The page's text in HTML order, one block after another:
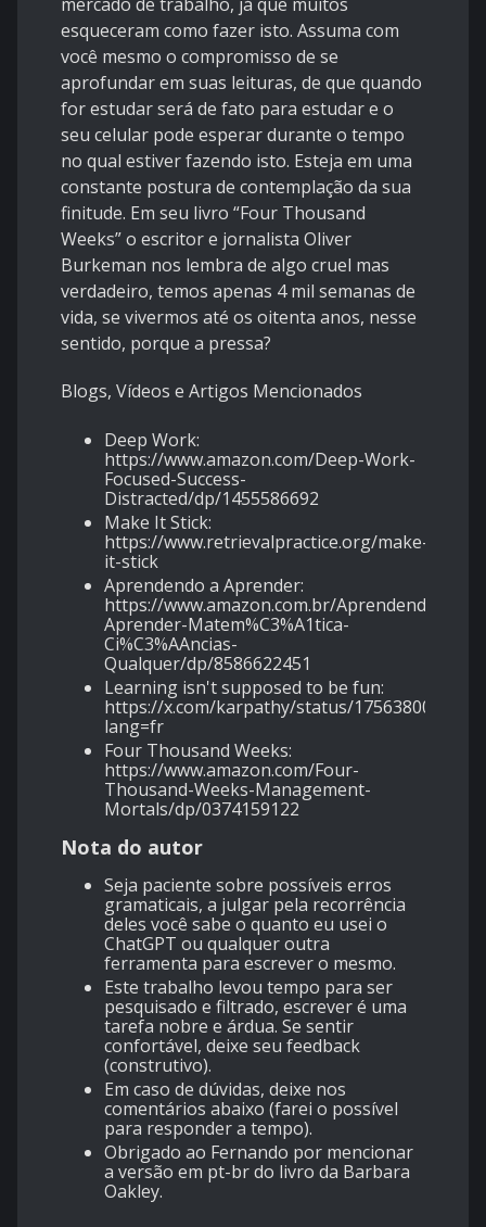
esqueceram como fazer isto. Assuma com
você mesmo o compromisso de se
aprofundar em suas leituras, de que quando
for estudar será de fato para estudar e o
seu celular pode esperar durante o tempo
no qual estiver fazendo isto. Esteja em uma
constante postura de contemplação da sua
finitude. Em seu livro “Four Thousand
Weeks” o escritor e jornalista Oliver
Burkeman nos lembra de algo cruel mas
verdadeiro, temos apenas 4 mil semanas de
vida, se vivermos até os oitenta anos, nesse
sentido, porque a pressa?
Blogs, Vídeos e Artigos Mencionados
Deep Work:
https://www.amazon.com/Deep-Work-
Focused-Success-
Distracted/dp/1455586692
Make It Stick:
https://www.retrievalpractice.org/make-
it-stick
Aprendendo a Aprender:
https://www.amazon.com.br/Aprendendo-
Aprender-Matem%C3%A1tica-
Ci%C3%AAncias-
Qualquer/dp/8586622451
Learning isn't supposed to be fun:
https://x.com/karpathy/status/
lang=fr
Four Thousand Weeks:
https://www.amazon.com/Four-
Thousand-Weeks-Management-
Mortals/dp/0374159122
Nota do autor
Seja paciente sobre possíveis erros
gramaticais, a julgar pela recorrência
deles você sabe o quanto eu usei o
ChatGPT ou qualquer outra
ferramenta para escrever o mesmo.
Este trabalho levou tempo para ser
pesquisado e filtrado, escrever é uma
tarefa nobre e árdua. Se sentir
confortável, deixe seu feedback
(construtivo).
Em caso de dúvidas, deixe nos
comentários abaixo (farei o possível
para responder a tempo).
Obrigado ao Fernando por mencionar
a versão em pt-br do livro da Barbara
Oakley.